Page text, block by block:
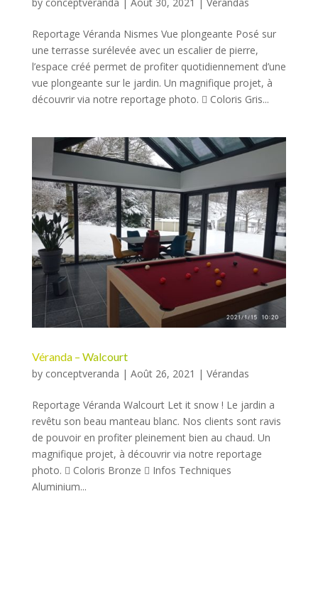
Reportage Véranda Nismes Vue plongeante Posé sur
une terrasse surélevée avec un escalier de pierre,
l’espace créé permet de profiter quotidiennement d’une
vue plongeante sur le jardin. Un magnifique projet, à
découvrir via notre reportage photo.  Coloris Gris...
Véranda – Walcourt
by conceptveranda | Août 26, 2021 | Vérandas
Reportage Véranda Walcourt Let it snow ! Le jardin a
revêtu son beau manteau blanc. Nos clients sont ravis
de pouvoir en profiter pleinement bien au chaud. Un
magnifique projet, à découvrir via notre reportage
photo.  Coloris Bronze  Infos Techniques
Aluminium...